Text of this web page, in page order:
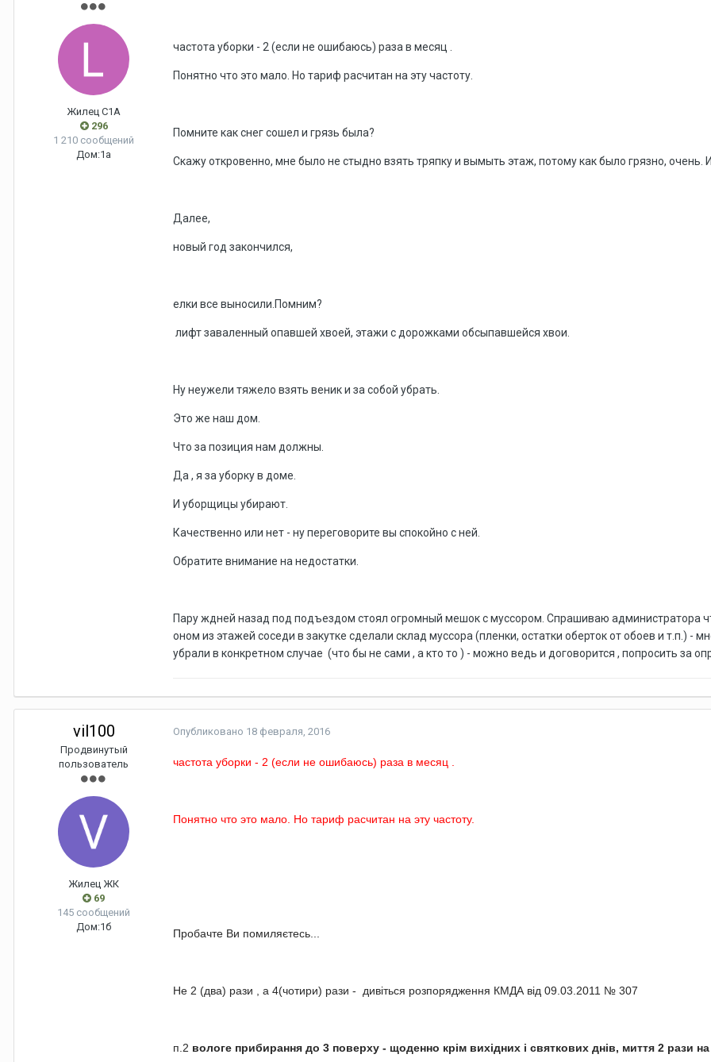
Жилец С1А
296
1 210 сообщений
Дом:1а
частота уборки - 2 (если не ошибаюсь) раза в месяц .
Понятно что это мало. Но тариф расчитан на эту частоту.
Помните как снег сошел и грязь была?
Скажу откровенно, мне было не стыдно взять тряпку и вымыть этаж, потому как было грязно, очень.
Далее,
новый год закончился,
елки все выносили.Помним?
лифт заваленный опавшей хвоей, этажи с дорожками обсыпавшейся хвои.
Ну неужели тяжело взять веник и за собой убрать.
Это же наш дом.
Что за позиция нам должны.
Да , я за уборку в доме.
И уборщицы убирают.
Качественно или нет - ну переговорите вы спокойно с ней.
Обратите внимание на недостатки.
Пару ждней назад под подъездом стоял огромный мешок с муссором. Спрашиваю администратора
оном из этажей соседи в закутке сделали склад муссора (пленки, остатки оберток от обоев и т.п.) -
убрали в конкретном случае (что бы не сами , а кто то ) - можно ведь и договорится , попросить за
vil100
Продвинутый
пользователь
Жилец ЖК
69
145 сообщений
Дом:1б
Опубликовано 18 февраля, 2016
частота уборки - 2 (если не ошибаюсь) раза в месяц .
Понятно что это мало. Но тариф расчитан на эту частоту.
Пробачте Ви помиляєтесь...
Не 2 (два) рази , а 4(чотири) рази - дивіться розпорядження КМДА від 09.03.2011 № 307
п.2 вологе прибирання до 3 поверху - щоденно крім вихідних і святкових днів, миття 2 рази на